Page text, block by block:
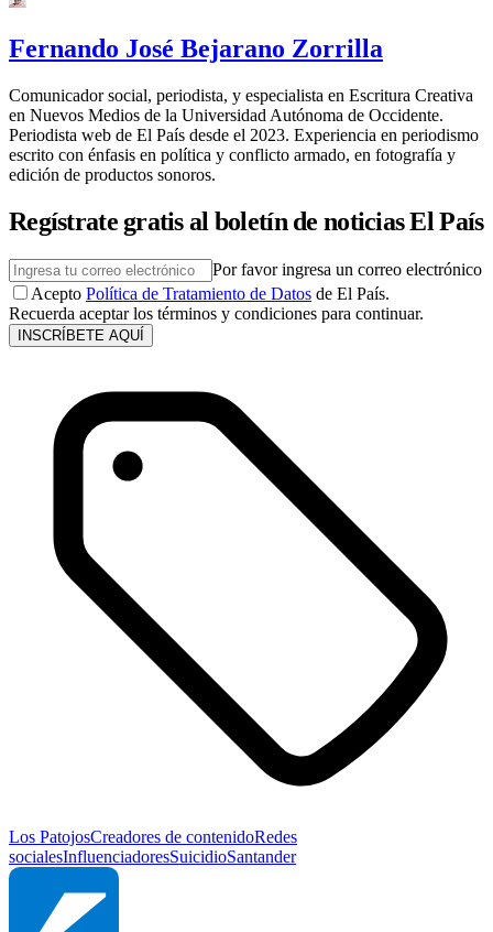
Fernando José Bejarano Zorrilla
Comunicador social, periodista, y especialista en Escritura Creativa
en Nuevos Medios de la Universidad Autónoma de Occidente.
Periodista web de El País desde el 2023. Experiencia en periodismo
escrito con énfasis en política y conflicto armado, en fotografía y
edición de productos sonoros.
Regístrate gratis al boletín de noticias El País
Por favor ingresa un correo electrónico
Acepto Política de Tratamiento de Datos de El País.
Recuerda aceptar los términos y condiciones para continuar.
INSCRÍBETE AQUÍ
Los PatojosCreadores de contenidoRedes
socialesInfluenciadoresSuicidioSantander